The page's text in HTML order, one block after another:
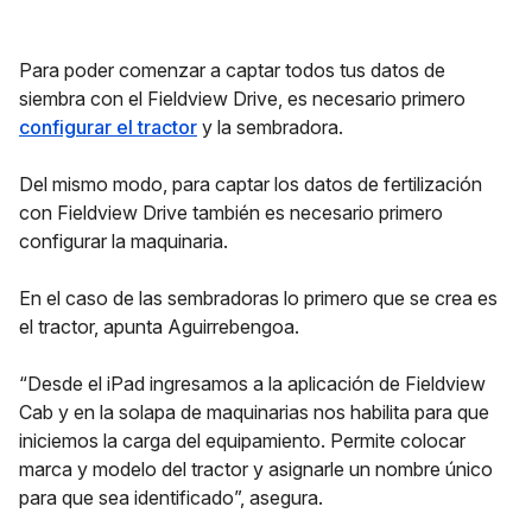
Para poder comenzar a captar todos tus datos de
siembra con el Fieldview Drive, es necesario primero
configurar el tractor y la sembradora.
Del mismo modo, para captar los datos de fertilización
con Fieldview Drive también es necesario primero
configurar la maquinaria.
En el caso de las sembradoras lo primero que se crea es
el tractor, apunta Aguirrebengoa.
“Desde el iPad ingresamos a la aplicación de Fieldview
Cab y en la solapa de maquinarias nos habilita para que
iniciemos la carga del equipamiento. Permite colocar
marca y modelo del tractor y asignarle un nombre único
para que sea identificado”, asegura.